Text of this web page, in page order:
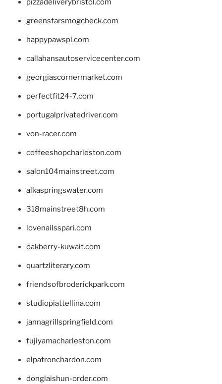
pizzadeliverybristol.com
greenstarsmogcheck.com
happypawspl.com
callahansautoservicecenter.com
georgiascornermarket.com
perfectfit24-7.com
portugalprivatedriver.com
von-racer.com
coffeeshopcharleston.com
salon104mainstreet.com
alkaspringswater.com
318mainstreet8h.com
lovenailsspari.com
oakberry-kuwait.com
quartzliterary.com
friendsofbroderickpark.com
studiopiattellina.com
jannagrillspringfield.com
fujiyamacharleston.com
elpatronchardon.com
donglaishun-order.com